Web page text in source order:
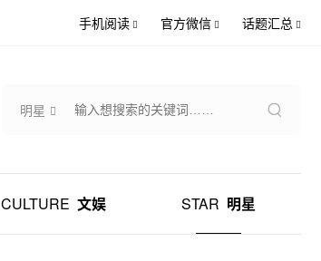
手机阅读 官方微信 话题汇总
明星
CULTURE 文娱 STAR 明星